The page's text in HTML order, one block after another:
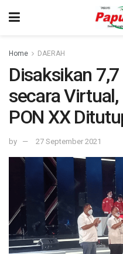
Home DAERAH
Disaksikan
secara
PON XX
by 27 September 2021